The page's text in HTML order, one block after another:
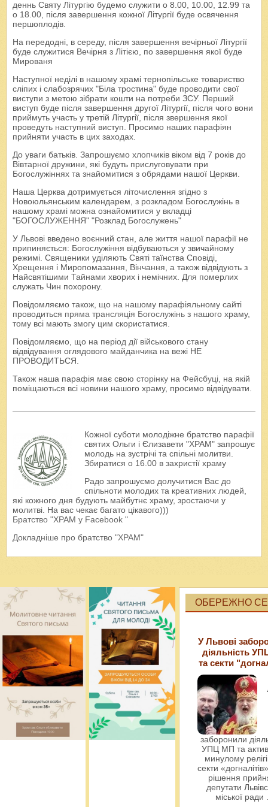
деннь Святу Літургію будемо служити о 8.00, 10.00, 12.99 та
о 18.00, після завершення кожної Літургії буде освячення
першоплодів.
На передодні, в середу, після завершення вечірньої Літургії
буде служитися Вечірня з Літією, по завершення якої буде
Мированя
Наступної неділі в нашому храмі тернопільське товариство
сліпих і слабозрячих "Біла тростина" буде проводити свої
виступи з метою зібрати кошти на потреби ЗСУ. Перший
виступ буде після завершення другої Літургії, після чого вони
приймуть участь у третій Літургії, після звершення якої
проведуть наступний виступ. Просимо наших парафіян
прийняти участь в цих заходах.
До уваги батьків. Запрошуємо хлопчиків віком від 7 років до
Вівтарної дружини, які будуть прислуговувати при
Богослужіннях та знайомитися з обрядами нашої Церкви.
Наша Церква дотримується літочислення згідно з
Новоюльянським календарем, з розкладом Богослужінь в
нашому храмі можна ознайомитися у вкладці
"БОГОСЛУЖЕННЯ" "Розклад Богослужень"
У Львові введено воєнний стан, але життя нашої парафії не
припиняється: Богослужіння відбуваються у звичайному
режимі. Священики уділяють Святі таїнства Сповіді,
Хрещення і Миропомазання, Вінчання, а також відвідують з
Найсвятішими Тайнами хворих і немічних. Для померлих
служать Чин похорону.
Повідомляємо також, що на нашому парафіяльному сайті
проводиться пряма трансляція Богослужінь з нашого храму,
тому всі мають змогу цим скористатися.
Повідомляємо, що на період дії військового стану
відвідування оглядового майданчика на вежі НЕ
ПРОВОДИТЬСЯ.
Також наша парафія має свою сторінку на Фейсбуці, на якій
поміщаються всі новини нашого храму, просимо відвідувати.
Кожної суботи молодіжне братство парафії
святих Ольги і Єлизавети "ХРАМ" запрошує
молодь на зустрічі та спільні молитви.
Збиратися о 16.00 в захристії храму
Радо запрошуємо долучитися Вас до
спільноти молодих та креативних людей,
які кожного дня будують майбутнє храму, зростаючи у
молитві. На вас чекає багато цікавого)))
Братство "ХРАМ у Facebook "
Докладніше про братство "ХРАМ"
ОБЕРЕЖНО
У Львові
діяльність
та секти
заборонили
УПЦ МП та
минулому
секти
рішення
депутати
міської ради